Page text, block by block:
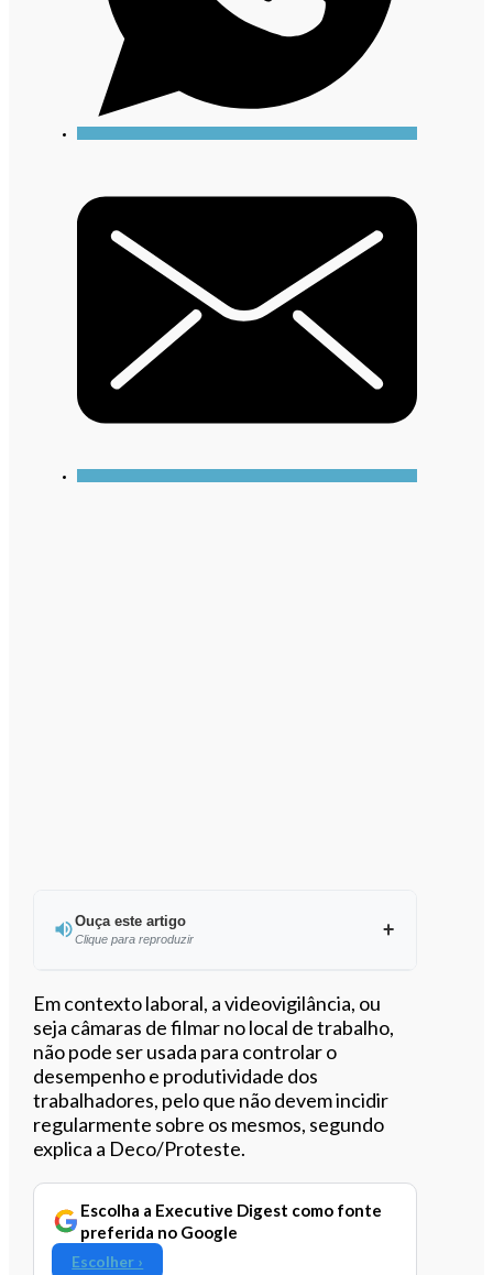
Ouça este artigo
Clique para reproduzir
Ouvir este artigo
Em contexto laboral, a videovigilância, ou
seja câmaras de filmar no local de trabalho,
não pode ser usada para controlar o
desempenho e produtividade dos
trabalhadores, pelo que não devem incidir
regularmente sobre os mesmos, segundo
explica a Deco/Proteste.
Escolha a Executive Digest como fonte
preferida no Google
Escolher ›